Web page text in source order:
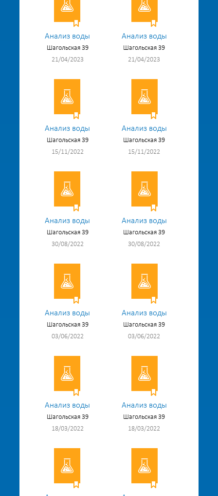
Анализ воды
Шагольская 39
21/04/2023
Анализ воды
Шагольская 39
21/04/2023
Анализ воды
Шагольская 39
15/11/2022
Анализ воды
Шагольская 39
15/11/2022
Анализ воды
Шагольская 39
30/08/2022
Анализ воды
Шагольская 39
30/08/2022
Анализ воды
Шагольская 39
03/06/2022
Анализ воды
Шагольская 39
03/06/2022
Анализ воды
Шагольская 39
18/03/2022
Анализ воды
Шагольская 39
18/03/2022